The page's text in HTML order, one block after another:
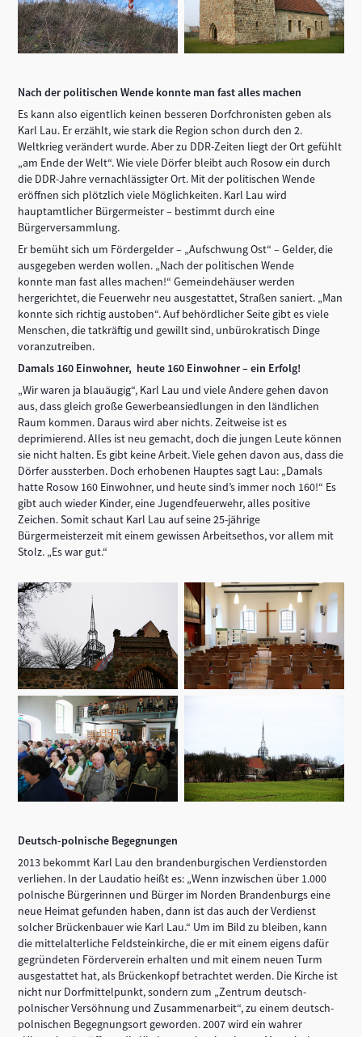
Nach der politischen Wende konnte man fast alles machen
Es kann also eigentlich keinen besseren Dorfchronisten geben als
Karl Lau. Er erzählt, wie stark die Region schon durch den 2.
Weltkrieg verändert wurde. Aber zu DDR-Zeiten liegt der Ort gefühlt
„am Ende der Welt“. Wie viele Dörfer bleibt auch Rosow ein durch
die DDR-Jahre vernachlässigter Ort. Mit der politischen Wende
eröffnen sich plötzlich viele Möglichkeiten. Karl Lau wird
hauptamtlicher Bürgermeister – bestimmt durch eine
Bürgerversammlung.
Er bemüht sich um Fördergelder – „Aufschwung Ost“ – Gelder, die
ausgegeben werden wollen. „Nach der politischen Wende
konnte man fast alles machen!“ Gemeindehäuser werden
hergerichtet, die Feuerwehr neu ausgestattet, Straßen saniert. „Man
konnte sich richtig austoben“. Auf behördlicher Seite gibt es viele
Menschen, die tatkräftig und gewillt sind, unbürokratisch Dinge
voranzutreiben.
Damals 160 Einwohner, heute 160 Einwohner – ein Erfolg!
„Wir waren ja blauäugig“, Karl Lau und viele Andere gehen davon
aus, dass gleich große Gewerbeansiedlungen in den ländlichen
Raum kommen. Daraus wird aber nichts. Zeitweise ist es
deprimierend. Alles ist neu gemacht, doch die jungen Leute können
sie nicht halten. Es gibt keine Arbeit. Viele gehen davon aus, dass die
Dörfer aussterben. Doch erhobenen Hauptes sagt Lau: „Damals
hatte Rosow 160 Einwohner, und heute sind’s immer noch 160!“ Es
gibt auch wieder Kinder, eine Jugendfeuerwehr, alles positive
Zeichen. Somit schaut Karl Lau auf seine 25-jährige
Bürgermeisterzeit mit einem gewissen Arbeitsethos, vor allem mit
Stolz. „Es war gut.“
Deutsch-polnische Begegnungen
2013 bekommt Karl Lau den brandenburgischen Verdienstorden
verliehen. In der Laudatio heißt es: „Wenn inzwischen über 1.000
polnische Bürgerinnen und Bürger im Norden Brandenburgs eine
neue Heimat gefunden haben, dann ist das auch der Verdienst
solcher Brückenbauer wie Karl Lau.“ Um im Bild zu bleiben, kann
die mittelalterliche Feldsteinkirche, die er mit einem eigens dafür
gegründeten Förderverein erhalten und mit einem neuen Turm
ausgestattet hat, als Brückenkopf betrachtet werden. Die Kirche ist
nicht nur Dorfmittelpunkt, sondern zum „Zentrum deutsch-
polnischer Versöhnung und Zusammenarbeit“, zu einem deutsch-
polnischen Begegnungsort geworden. 2007 wird ein wahrer